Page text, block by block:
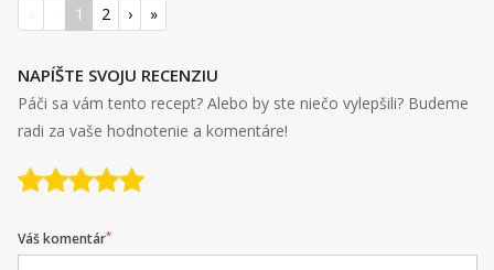
1 2 › »
NAPÍŠTE SVOJU RECENZIU
Páči sa vám tento recept? Alebo by ste niečo vylepšili? Budeme
radi za vaše hodnotenie a komentáre!
Váš komentár*